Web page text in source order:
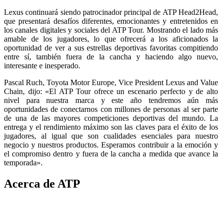
Lexus continuará siendo patrocinador principal de ATP Head2Head,
que presentará desafíos diferentes, emocionantes y entretenidos en
los canales digitales y sociales del ATP Tour. Mostrando el lado más
amable de los jugadores, lo que ofrecerá a los aficionados la
oportunidad de ver a sus estrellas deportivas favoritas compitiendo
entre sí, también fuera de la cancha y haciendo algo nuevo,
interesante e inesperado.
Pascal Ruch, Toyota Motor Europe, Vice President Lexus and Value
Chain, dijo: «El ATP Tour ofrece un escenario perfecto y de alto
nivel para nuestra marca y este año tendremos aún más
oportunidades de conectarnos con millones de personas al ser parte
de una de las mayores competiciones deportivas del mundo. La
entrega y el rendimiento máximo son las claves para el éxito de los
jugadores, al igual que son cualidades esenciales para nuestro
negocio y nuestros productos. Esperamos contribuir a la emoción y
el compromiso dentro y fuera de la cancha a medida que avance la
temporada».
Acerca de ATP